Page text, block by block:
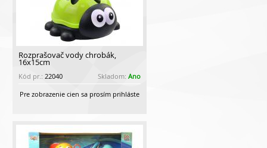
Rozprašovač vody chrobák,
16x15cm
Kód pr.: 22040 Skladom: Ano
Pre zobrazenie cien sa prosím prihláste